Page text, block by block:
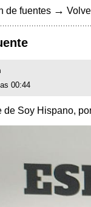
de fuentes →
00:44
de Soy Hispano,